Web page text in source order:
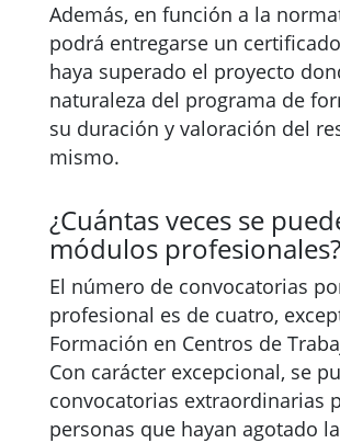
Además, en función a la
podrá entregarse un
haya superado el proyecto
naturaleza del programa de
su duración y valoración del
mismo.
¿Cuántas veces se
módulos profesionales?
El número de convocatorias
profesional es de cuatro,
Formación en Centros de
Con carácter excepcional, se
convocatorias extraordinarias
personas que hayan agotado